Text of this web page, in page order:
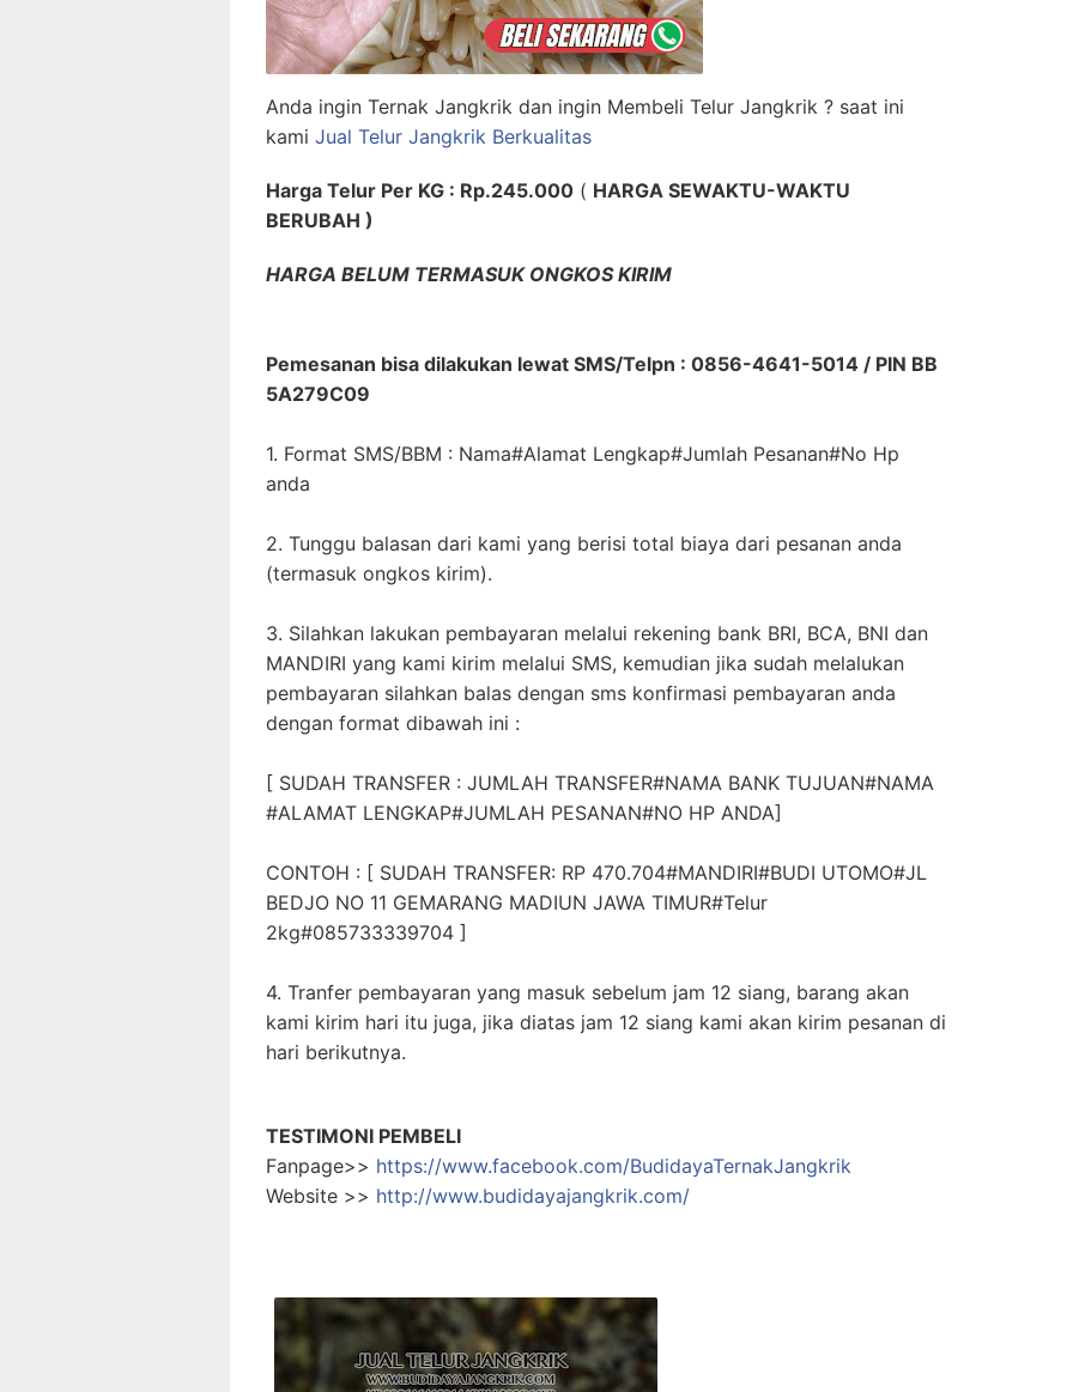
Anda ingin Ternak Jangkrik dan ingin Membeli Telur Jangkrik ? saat ini
kami Jual Telur Jangkrik Berkualitas
Harga Telur Per KG : Rp.245.000 ( HARGA SEWAKTU-WAKTU
BERUBAH )
HARGA BELUM TERMASUK ONGKOS KIRIM
Pemesanan bisa dilakukan lewat SMS/Telpn : 0856-4641-5014 / PIN BB
5A279C09
1. Format SMS/BBM : Nama#Alamat Lengkap#Jumlah Pesanan#No Hp
anda
2. Tunggu balasan dari kami yang berisi total biaya dari pesanan anda
(termasuk ongkos kirim).
3. Silahkan lakukan pembayaran melalui rekening bank BRI, BCA, BNI dan
MANDIRI yang kami kirim melalui SMS, kemudian jika sudah melalukan
pembayaran silahkan balas dengan sms konfirmasi pembayaran anda
dengan format dibawah ini :
[ SUDAH TRANSFER : JUMLAH TRANSFER#NAMA BANK TUJUAN#NAMA
#ALAMAT LENGKAP#JUMLAH PESANAN#NO HP ANDA]
CONTOH : [ SUDAH TRANSFER: RP 470.704#MANDIRI#BUDI UTOMO#JL
BEDJO NO 11 GEMARANG MADIUN JAWA TIMUR#Telur
2kg#085733339704 ]
4. Tranfer pembayaran yang masuk sebelum jam 12 siang, barang akan
kami kirim hari itu juga, jika diatas jam 12 siang kami akan kirim pesanan di
hari berikutnya.
TESTIMONI PEMBELI
Fanpage>> https://www.facebook.com/BudidayaTernakJangkrik
Website >> http://www.budidayajangkrik.com/